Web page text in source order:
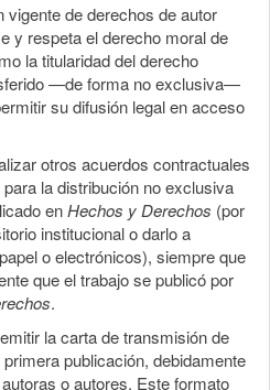
vigente de derechos de autor
y respeta el derecho moral de
la titularidad del derecho
—de forma no exclusiva—
su difusión legal en acceso
otros acuerdos contractuales
la distribución no exclusiva
enHechos y Derechos (por
institucional o darlo a
o electrónicos), siempre que
que el trabajo se publicó por
.
la carta de transmisión de
publicación, debidamente
o autores. Este formato